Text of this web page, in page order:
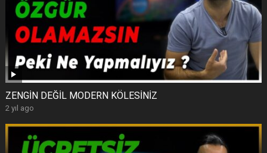
ZENGİN DEĞİL MODERN KÖLESİNİZ
2 yıl ago